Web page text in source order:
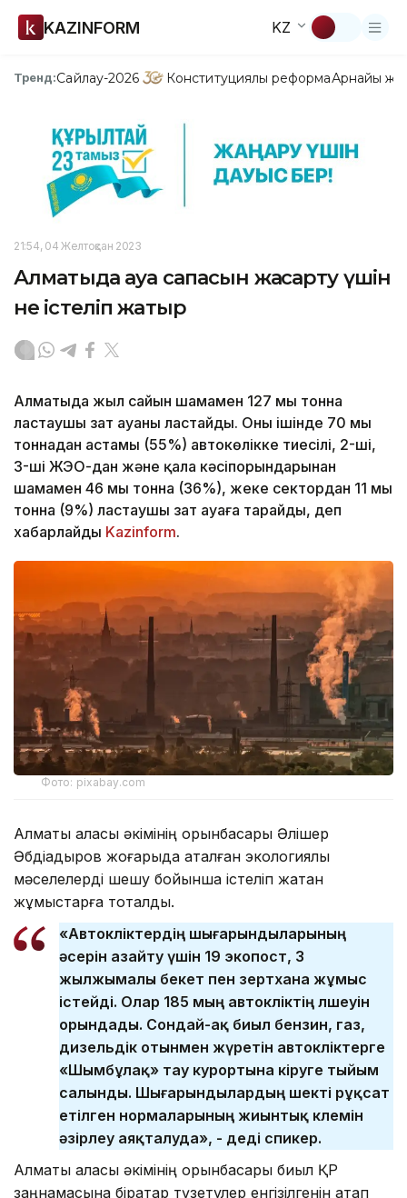
KAZINFORM KZ
Тренд:Сайлау-2026 Конституциялық реформаАрнайы
21:54, 04 Желтоқсан 2023
Алматыда ауа сапасын жақсарту үшін
не істеліп жатыр
Алматыда жыл сайын шамамен 127 мың тонна
ластаушы зат ауаны ластайды. Оның ішінде 70 мың
тоннадан астамы (55%) автокөлікке тиесілі, 2-ші,
3-ші ЖЭО-дан және қала кәсіпорындарынан
шамамен 46 мың тонна (36%), жеке сектордан 11 мың
тонна (9%) ластаушы зат ауаға тарайды, деп
хабарлайды Kazinform.
Фото: pixabay.com
Алматы қаласы әкімінің орынбасары Әлішер
Әбдіқадыров жоғарыда аталған экологиялық
мәселелерді шешу бойынша істеліп жатқан
жұмыстарға тоқталды.
«Автокөліктердің шығарындыларының
әсерін азайту үшін 19 экопост, 3
жылжымалы бекет пен зертхана жұмыс
істейді. Олар 185 мың автокөліктің өлшеуін
орындады. Сондай-ақ биыл бензин, газ,
дизельдік отынмен жүретін автокөліктерге
«Шымбұлақ» тау курортына кіруге тыйым
салынды. Шығарындылардың шекті рұқсат
етілген нормаларының жиынтық көлемін
әзірлеу аяқталуда», - деді спикер.
Алматы қаласы әкімінің орынбасары биыл ҚР
заңнамасына бірқатар түзетулер енгізілгенін атап